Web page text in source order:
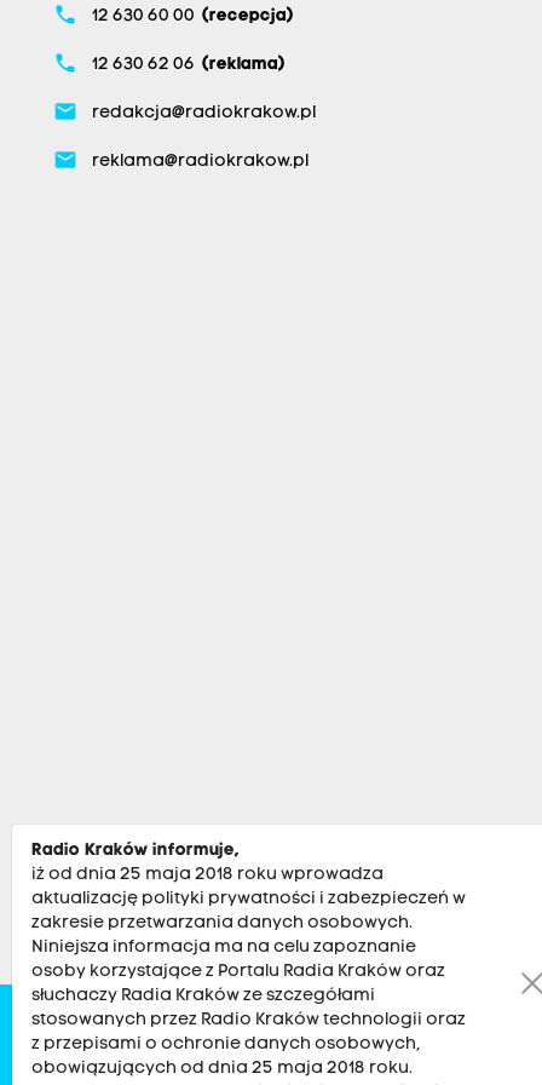
phone 12 630 60 00 (recepcja)
phone 12 630 62 06 (reklama)
email redakcja@radiokrakow.pl
email reklama@radiokrakow.pl
Zobacz Kultura Sport Muzyka Audycje
Radio Kraków informuje,
iż od dnia 25 maja 2018 roku wprowadza
aktualizację polityki prywatności i zabezpieczeń w
zakresie przetwarzania danych osobowych.
Niniejsza informacja ma na celu zapoznanie
osoby korzystające z Portalu Radia Kraków oraz
słuchaczy Radia Kraków ze szczegółami
stosowanych przez Radio Kraków technologii oraz
z przepisami o ochronie danych osobowych,
obowiązujących od dnia 25 maja 2018 roku.